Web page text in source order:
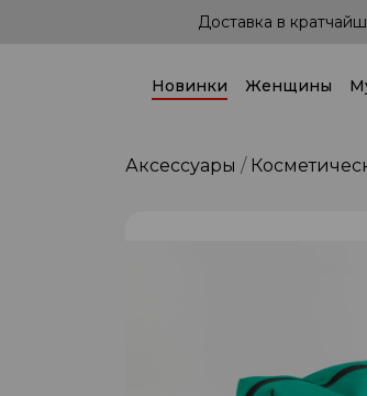
Доставка по
Новинки Женщины
Аксессуары